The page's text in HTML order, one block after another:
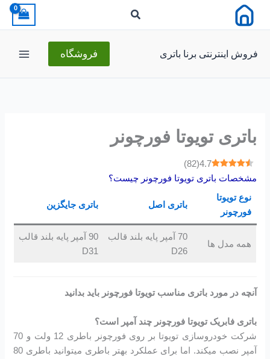
فروش اینترنتی برنا باتری فروشگاه
باتری تویوتا فورچونر
4.7
(
82
)
مشخصات باتری تویوتا فورچونر چیست؟
نوع تویوتا
فورچونر
باتری اصل باتری جایگزین
همه مدل ها
70 آمپر پایه بلند قالب
D26
90 آمپر پایه بلند قالب
D31
آنچه در مورد باتری مناسب تویوتا فورچونر باید بدانید
باتری فابریک تویوتا فورچونر چند آمپر است؟
شرکت خودروسازی تویوتا بر روی فورچونر باطری 12 ولت و 70
آمپر نصب میکند. اما برای عملکرد بهتر باطری میتوانید باطری 80